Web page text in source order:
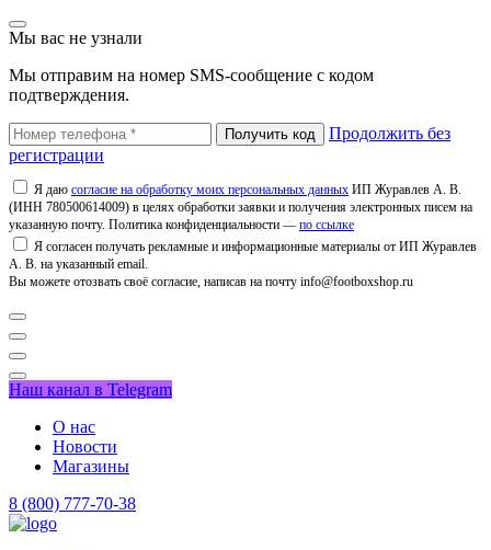
Мы вас не узнали
Мы отправим на номер SMS-сообщение с кодом
подтверждения.
Продолжить без
регистрации
Я даю согласие на обработку моих персональных данных ИП Журавлев А. В.
(ИНН 780500614009) в целях обработки заявки и получения электронных писем на
указанную почту. Политика конфиденциальности — по ссылке
Я согласен получать рекламные и информационные материалы от ИП Журавлев
А. В. на указанный email.
Вы можете отозвать своё согласие, написав на почту info@footboxshop.ru
Наш канал в Telegram
О нас
Новости
Магазины
8 (800) 777-70-38